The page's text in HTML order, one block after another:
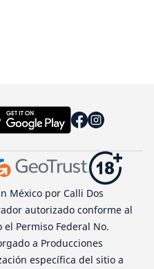
México por Calli Dos
autorizado conforme al
el Permiso Federal No.
a Producciones
específica del sitio a